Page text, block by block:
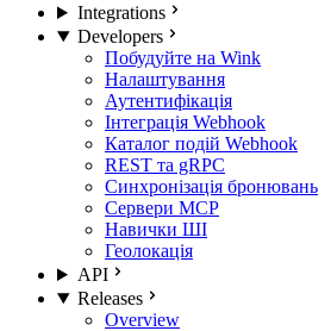
Integrations
Developers
Побудуйте на Wink
Налаштування
Аутентифікація
Інтеграція Webhook
Каталог подій Webhook
REST та gRPC
Синхронізація бронювань
Сервери MCP
Навички ШІ
Геолокація
API
Releases
Overview